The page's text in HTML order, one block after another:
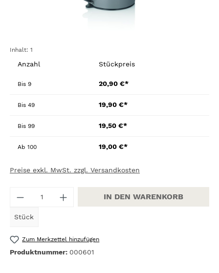
Inhalt: 1
Anzahl Stückpreis
Bis 9 20,90 €*
Bis 49 19,90 €*
Bis 99 19,50 €*
Ab 100 19,00 €*
Preise exkl. MwSt. zzgl. Versandkosten
Produkt Anzahl: Gib den
Stück
IN DEN WARENKORB
Zum Merkzettel hinzufügen
Produktnummer: 000601